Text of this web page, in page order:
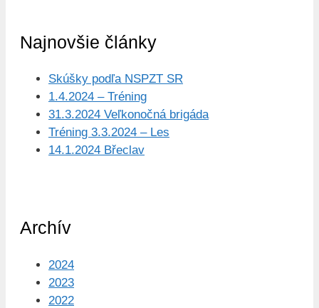
Najnovšie články
Skúšky podľa NSPZT SR
1.4.2024 – Tréning
31.3.2024 Veľkonočná brigáda
Tréning 3.3.2024 – Les
14.1.2024 Břeclav
Archív
2024
2023
2022